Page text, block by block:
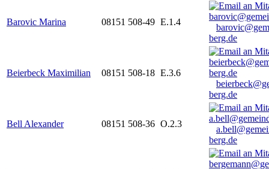
Barovic Marina 08151 508-49 E.1.4
berg.de
Beierbeck Maximilian 08151 508-18 E.3.6
berg.de
Bell Alexander 08151 508-36 O.2.3
berg.de